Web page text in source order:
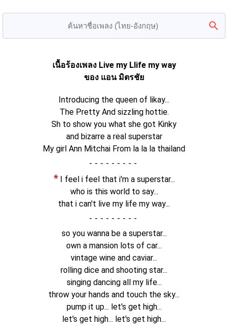
เนื้อร้องเพลง Live my Llife my way
ของ แอน มิตรชัย
Introducing the queen of likay...
The Pretty And sizzling hottie.
Sh to show you what she got Kinky
and bizarre a real superstar
My girl Ann Mitchai From la la la thailand
-
*I feel i feel that i'm a superstar...
who is this world to say...
that i can't live my life my way...
-
so you wanna be a superstar...
own a mansion lots of car...
vintage wine and caviar...
rolling dice and shooting star...
singing dancing all my life...
throw your hands and touch the sky...
pump it up... let's get high...
let's get high... let's get high...